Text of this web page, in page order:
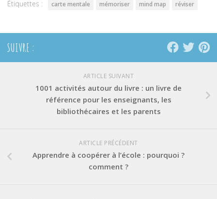
Étiquettes : carte mentale mémoriser mind map réviser
SUIVRE :
ARTICLE SUIVANT
1001 activités autour du livre : un livre de
référence pour les enseignants, les
bibliothécaires et les parents
ARTICLE PRÉCÉDENT
Apprendre à coopérer à l’école : pourquoi ?
comment ?